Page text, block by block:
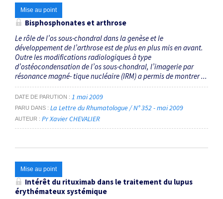
Mise au point
Bisphosphonates et arthrose
Le rôle de l’os sous-chondral dans la genèse et le
développement de l’arthrose est de plus en plus mis en avant.
Outre les modifications radiologiques à type
d’ostéocondensation de l’os sous-chondral, l’imagerie par
résonance magné- tique nucléaire (IRM) a permis de montrer ...
DATE DE PARUTION 1 mai 2009
PARU DANS La Lettre du Rhumatologue / N° 352 - mai 2009
AUTEUR Pr Xavier CHEVALIER
Mise au point
Intérêt du rituximab dans le traitement du lupus
érythémateux systémique